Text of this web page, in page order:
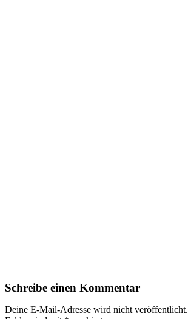
Schreibe einen Kommentar
Deine E-Mail-Adresse wird nicht veröffentlicht.